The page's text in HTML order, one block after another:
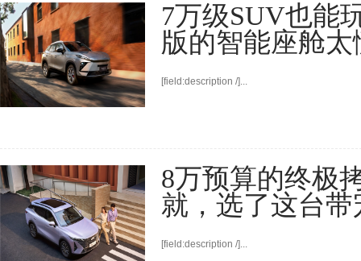
7万级SUV也能
版的智能座舱
[field:description /]...
8万预算的终极
就，选了这台
[field:description /]...